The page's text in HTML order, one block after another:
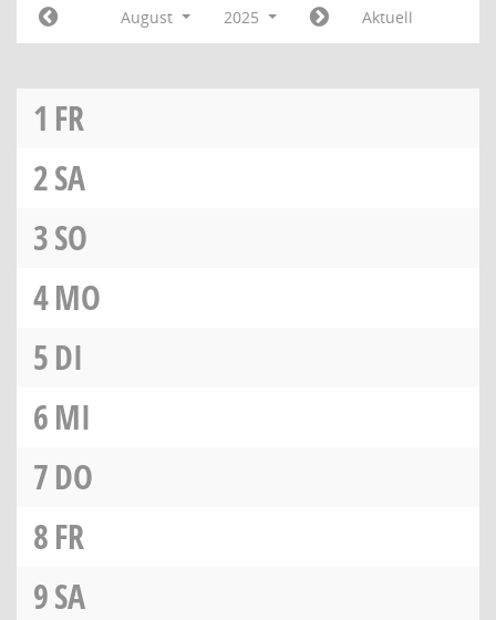
August 2025 Aktuell
1 FR
2SA
3SO
4MO
5DI
6MI
7DO
8FR
9SA